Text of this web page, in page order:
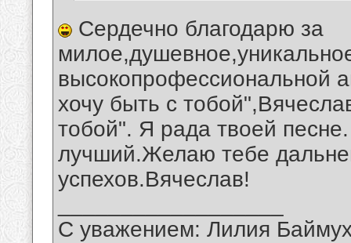
Сердечно благодарю за
высокопрофессиональной
хочу быть с
тобой". Я рада твоей
лучший.Желаю тебе
успехов.Вячеслав!
С уважением: Лилия